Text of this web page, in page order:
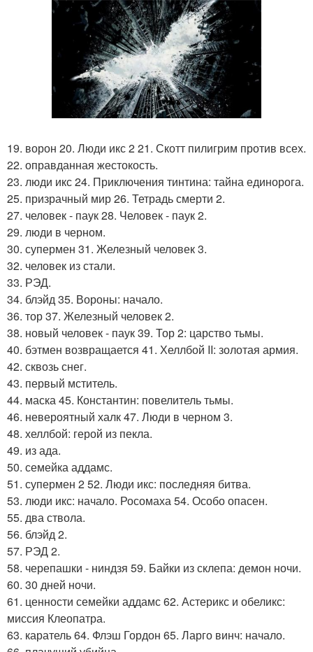
19. ворон 20. Люди икс 2 21. Скотт пилигрим против всех.
22. оправданная жестокость.
23. люди икс 24. Приключения тинтина: тайна единорога.
25. призрачный мир 26. Тетрадь смерти 2.
27. человек - паук 28. Человек - паук 2.
29. люди в черном.
30. супермен 31. Железный человек 3.
32. человек из стали.
33. РЭД.
34. блэйд 35. Вороны: начало.
36. тор 37. Железный человек 2.
38. новый человек - паук 39. Тор 2: царство тьмы.
40. бэтмен возвращается 41. Хеллбой II: золотая армия.
42. сквозь снег.
43. первый мститель.
44. маска 45. Константин: повелитель тьмы.
46. невероятный халк 47. Люди в черном 3.
48. хеллбой: герой из пекла.
49. из ада.
50. семейка аддамс.
51. супермен 2 52. Люди икс: последняя битва.
53. люди икс: начало. Росомаха 54. Особо опасен.
55. два ствола.
56. блэйд 2.
57. РЭД 2.
58. черепашки - ниндзя 59. Байки из склепа: демон ночи.
60. 30 дней ночи.
61. ценности семейки аддамс 62. Астерикс и обеликс:
миссия Клеопатра.
63. каратель 64. Флэш Гордон 65. Ларго винч: начало.